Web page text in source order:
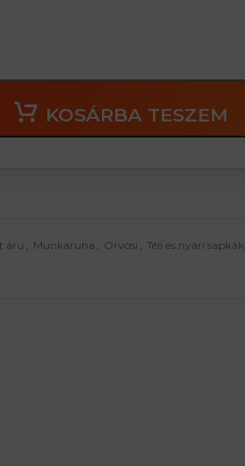
KOSÁRBA TESZEM
áru , Munkaruha , Orvosi , Téli és nyári sapkák